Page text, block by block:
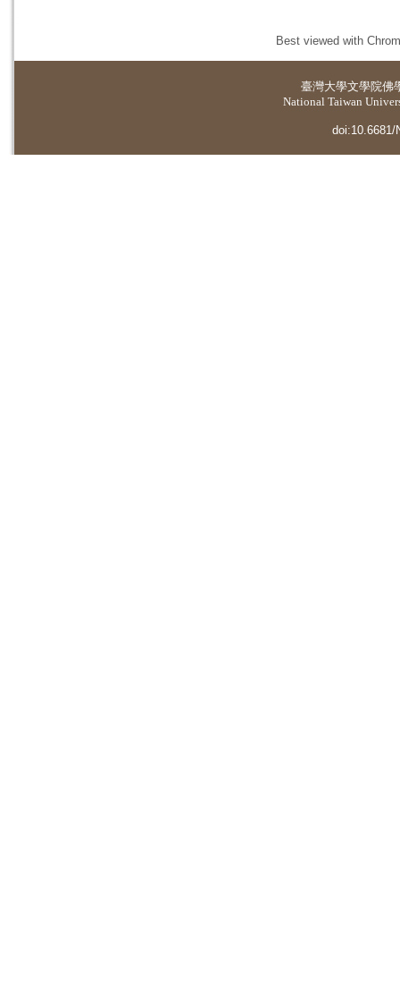
Best viewed with
臺灣大學文學院佛
National Taiwan
doi:10.6681/